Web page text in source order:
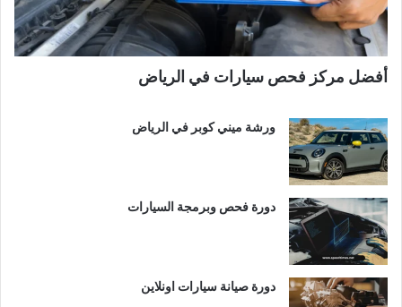
أفضل مركز فحص سيارات في الرياض
ورشة ميني كوبر في الرياض
دورة فحص وبرمجة السيارات
دورة صيانة سيارات اونلاين